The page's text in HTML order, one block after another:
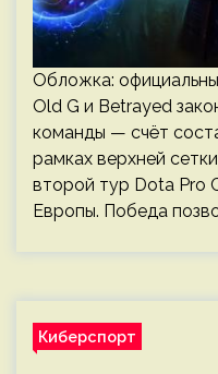
Обложка:
Old G и Betrayed
команды — счёт
рамках верхней
второй тур Dota Pro
Европы. Победа
Киберспорт